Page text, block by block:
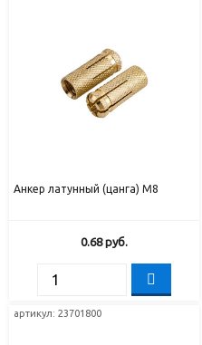
Анкер латунный (цанга) М8
0.68руб.
артикул:23701800